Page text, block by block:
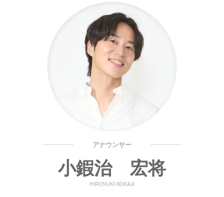
アナウンサー
小鍜治 宏将
HIROYUKI KOKAJI